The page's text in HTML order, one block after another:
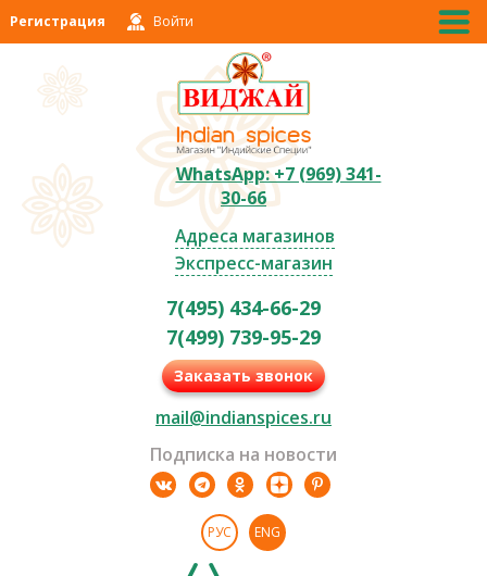
Регистрация Войти
WhatsApp: +7 (969) 341-
30-66
Адреса магазинов
Экспресс-магазин
7(495) 434-66-29
7(499) 739-95-29
Заказать звонок
mail@indianspices.ru
Подписка на новости
РУС ENG